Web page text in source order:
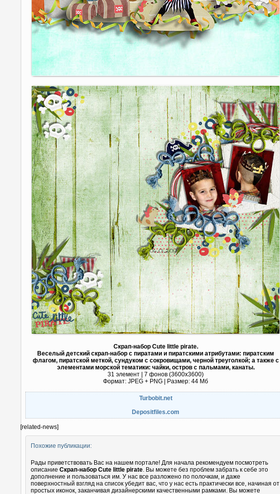
Скрап-набор Cute little pirate.
Веселый детский скрап-набор с пиратами и пиратскими атрибутами: пиратским
флагом, пиратской меткой, сундуком с сокровищами, черной треуголкой; а также с
элементами морской тематики: чайки, остров с пальмами, канаты.
31 элемент | 7 фонов (3600х3600)
Формат: JPEG + PNG | Размер: 44 Mб
Turbobit.net
Depositfiles.com
[related-news]
Похожие публикации:
Рады приветствовать Вас на нашем портале! Для начала рекомендуем посмотреть
описание Скрап-набор Cute little pirate. Вы можете без проблем забрать к себе это
дополнение и пользоваться им. У нас все разложено по полочкам, и даже
поверхностный взгляд на список убедит вас, что у нас есть практически все, начиная от
простых иконок, заканчивая дизайнерскими качественными рамками. Вы можете